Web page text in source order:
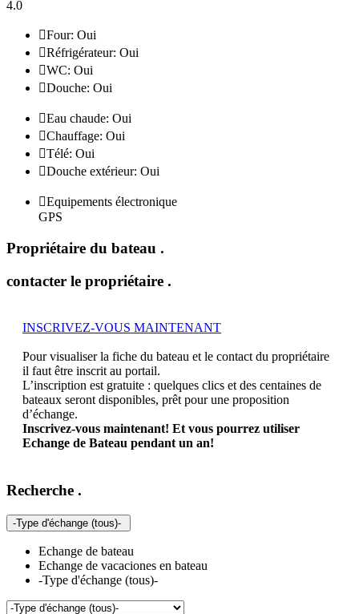
4.0
Four: Oui
Réfrigérateur: Oui
WC: Oui
Douche: Oui
Eau chaude: Oui
Chauffage: Oui
Télé: Oui
Douche extérieur: Oui
Equipements électronique
GPS
Propriétaire du bateau .
contacter le propriétaire .
INSCRIVEZ-VOUS MAINTENANT
Pour visualiser la fiche du bateau et le contact du propriétaire
il faut être inscrit au portail.
L’inscription est gratuite : quelques clics et des centaines de
bateaux seront disponibles, prêt pour une proposition
d’échange.
Inscrivez-vous maintenant! Et vous pourrez utiliser
Echange de Bateau pendant un an!
Recherche .
-Type d'échange (tous)-
Echange de bateau
Echange de vacaciones en bateau
-Type d'échange (tous)-